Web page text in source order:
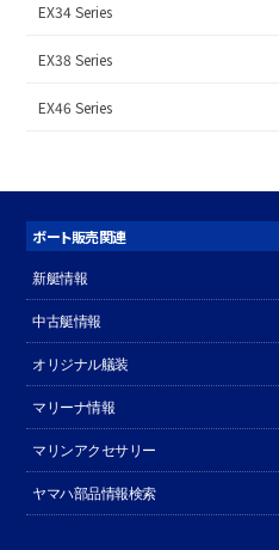
EX34 Series
EX38 Series
EX46 Series
ボート販売関連
新艇情報
中古艇情報
オリジナル艤装
マリーナ情報
マリンアクセサリー
ヤマハ部品情報検索